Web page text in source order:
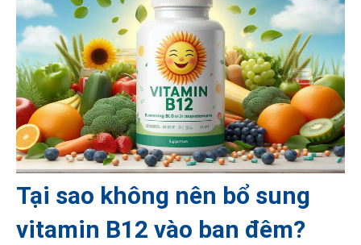
Tại sao không nên bổ sung
vitamin B12 vào ban đêm?